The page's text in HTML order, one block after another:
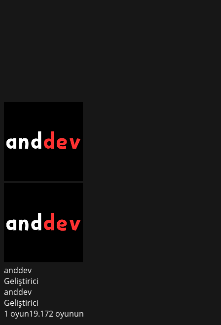
anddev
Geliştirici
anddev
Geliştirici
1 oyun19.172 oyunun